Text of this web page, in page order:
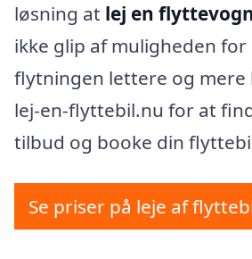
løsning at lej en
ikke glip af muligheden
flytningen lettere og mere
lej-en-flyttebil.nu for at
tilbud og booke din
Se priser på leje af